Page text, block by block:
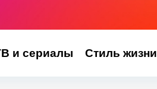
и сериалы Стиль жизни